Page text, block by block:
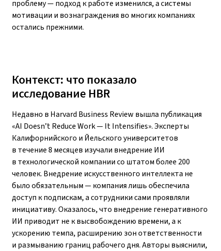
проблему — подход к работе изменился, а системы
мотивации и вознаграждения во многих компаниях
остались прежними.
Контекст: что показало
исследование HBR
Недавно в Harvard Business Review вышла публикация
«AI Doesn’t Reduce Work — It Intensifies». Эксперты
Калифорнийского и Йельского университетов
в течение 8 месяцев изучали внедрение ИИ
в технологической компании со штатом более 200
человек. Внедрение искусственного интеллекта не
было обязательным — компания лишь обеспечила
доступ к подпискам, а сотрудники сами проявляли
инициативу. Оказалось, что внедрение генеративного
ИИ приводит не к высвобождению времени, а к
ускорению темпа, расширению зон ответственности
и размыванию границ рабочего дня. Авторы выяснили,